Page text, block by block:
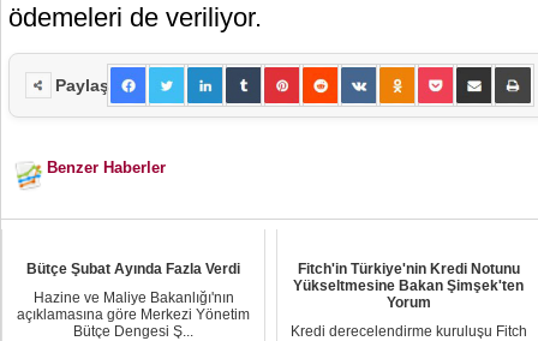
ödemeleri de veriliyor.
Paylaş
Benzer Haberler
Bütçe Şubat Ayında Fazla Verdi
Hazine ve Maliye Bakanlığı'nın
açıklamasına göre Merkezi Yönetim
Bütçe Dengesi Ş...
Fitch'in Türkiye'nin Kredi Notunu
Yükseltmesine Bakan Şimşek'ten
Yorum
Kredi derecelendirme kuruluşu Fitch